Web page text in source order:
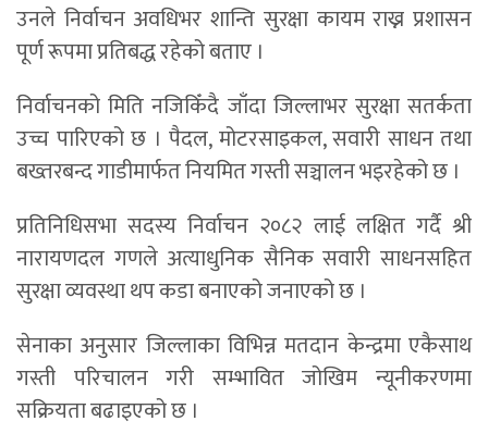
उनले निर्वाचन अवधिभर शान्ति सुरक्षा कायम राख्न प्रशासन
पूर्ण रूपमा प्रतिबद्ध रहेको बताए ।
निर्वाचनको मिति नजिकिँदै जाँदा जिल्लाभर सुरक्षा सतर्कता
उच्च पारिएको छ । पैदल, मोटरसाइकल, सवारी साधन तथा
बख्तरबन्द गाडीमार्फत नियमित गस्ती सञ्चालन भइरहेको छ ।
प्रतिनिधिसभा सदस्य निर्वाचन २०८२ लाई लक्षित गर्दै श्री
नारायणदल गणले अत्याधुनिक सैनिक सवारी साधनसहित
सुरक्षा व्यवस्था थप कडा बनाएको जनाएको छ ।
सेनाका अनुसार जिल्लाका विभिन्न मतदान केन्द्रमा एकैसाथ
गस्ती परिचालन गरी सम्भावित जोखिम न्यूनीकरणमा
सक्रियता बढाइएको छ ।